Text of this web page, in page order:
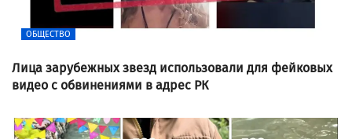
ОБЩЕСТВО
Лица зарубежных звезд использовали для фейковых
видео с обвинениями в адрес РК